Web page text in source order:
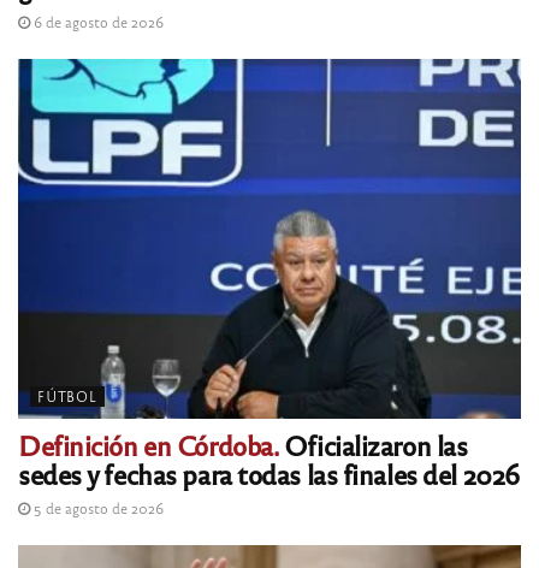
6 de agosto de 2026
FÚTBOL
Definición en Córdoba.Oficializaron las
sedes y fechas para todas las finales del 2026
5 de agosto de 2026